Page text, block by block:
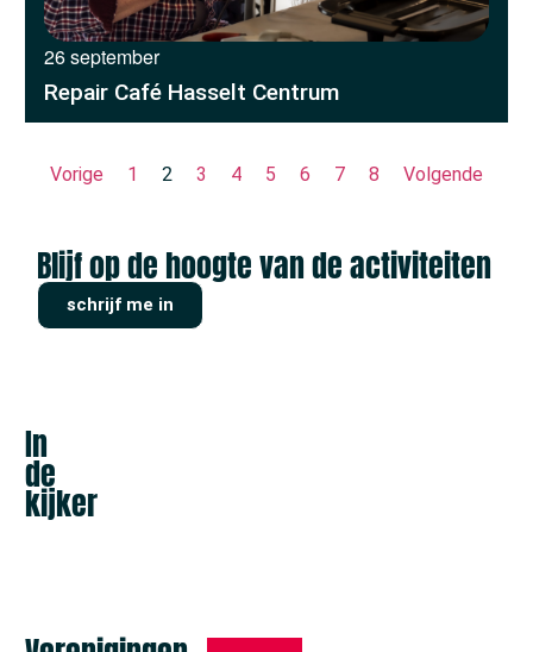
26 september
Repair Café Hasselt Centrum
Vorige 1 2 3 4 5 6 7 8 Volgende
Blijf op de hoogte van de activiteiten
schrijf me in
In
de
kijker